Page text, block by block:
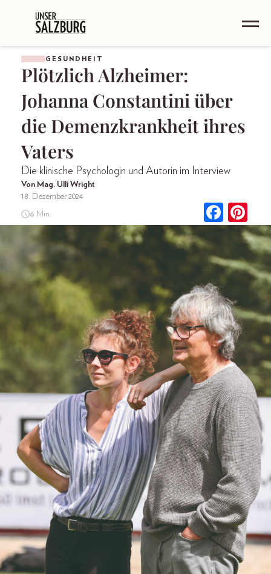
GESUNDHEIT
Plötzlich Alzheimer:
Johanna Constantini über
die Demenzkrankheit ihres
Vaters
Die klinische Psychologin und Autorin im Interview
Von Mag. Ulli Wright
18. Dezember 2024
6 Min.